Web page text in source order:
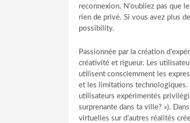
reconnexion. N’oubliez pas que
rien de privé. Si vous avez plus
possibility.
Passionnée par la création
créativité et rigueur. Les
utilisent consciemment les
et les limitations technologiques.
utilisateurs expérimentés
surprenante dans ta ville? »).
virtuelles sur d’autres réalités